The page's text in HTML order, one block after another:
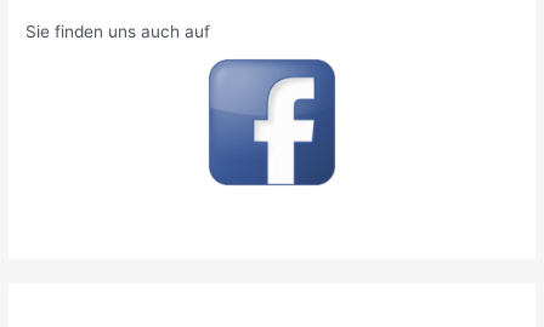
Sie finden uns auch auf